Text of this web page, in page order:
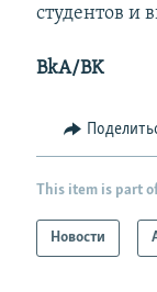
студентов и
BkA/BK
This item is part
Новости